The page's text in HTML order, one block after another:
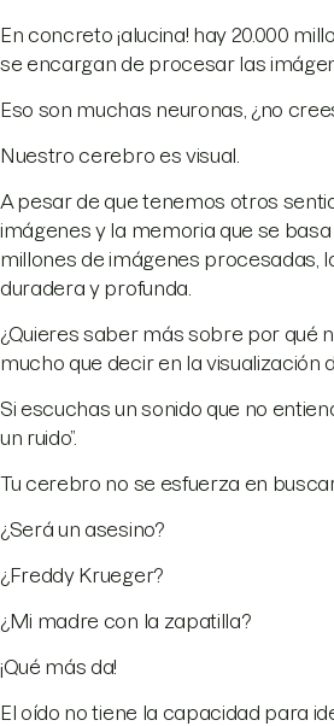
En concreto ¡alucina! hay 20.000
se encargan de procesar las
Eso son muchas neuronas, ¿no
Nuestro cerebro es visual.
A pesar de que tenemos otros
imágenes y la memoria que se
millones de imágenes procesadas,
duradera y profunda.
¿Quieres saber más sobre por qué
mucho que decir en la visualización
Si escuchas un sonido que no
un ruido”.
Tu cerebro no se esfuerza en
¿Será un asesino?
¿Freddy Krueger?
¿Mi madre con la zapatilla?
¡Qué más da!
El oído no tiene la capacidad para